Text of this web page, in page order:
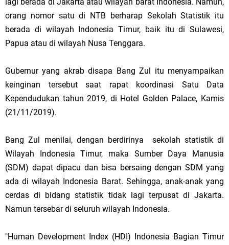
orang nomor satu di NTB berharap Sekolah Statistik itu
berada di wilayah Indonesia Timur, baik itu di Sulawesi,
Papua atau di wilayah Nusa Tenggara.
Gubernur yang akrab disapa Bang Zul itu menyampaikan
keinginan tersebut saat rapat koordinasi Satu Data
Kependudukan tahun 2019, di Hotel Golden Palace, Kamis
(21/11/2019).
Bang Zul menilai, dengan berdirinya sekolah statistik di
Wilayah Indonesia Timur, maka Sumber Daya Manusia
(SDM) dapat dipacu dan bisa bersaing dengan SDM yang
ada di wilayah Indonesia Barat. Sehingga, anak-anak yang
cerdas di bidang statistik tidak lagi terpusat di Jakarta.
Namun tersebar di seluruh wilayah Indonesia.
"Human Development Index (HDI) Indonesia Bagian Timur